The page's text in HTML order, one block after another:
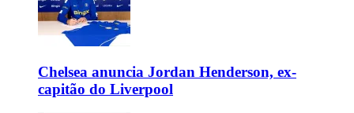
Chelsea anuncia Jordan Henderson, ex-
capitão do Liverpool